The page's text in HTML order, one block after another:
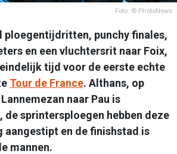
Foto: © PhotoNews
ploegentijdritten, punchy finales,
en een vluchtersrit naar Foix,
tijd voor de eerste echte
Tour de France. Althans, op
naar Pau is
de sprintersploegen hebben deze
aangestipt en de finishstad is
mannen.